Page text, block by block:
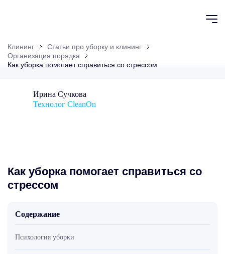
Клининг
Статьи про уборку и клининг
Организация порядка
Как уборка помогает справиться со стрессом
Ирина Сучкова
Технолог CleanOn
Как уборка помогает справиться со
стрессом
Содержание
Психология уборки